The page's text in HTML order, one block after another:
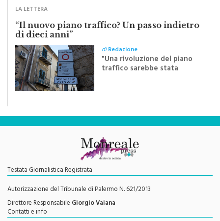
LA LETTERA
“Il nuovo piano traffico? Un passo indietro
di dieci anni”
diRedazione
"Una rivoluzione del piano
Testata Giornalistica Registrata
Autorizzazione del Tribunale di Palermo N. 621/2013
Direttore ResponsabileGiorgio Vaiana